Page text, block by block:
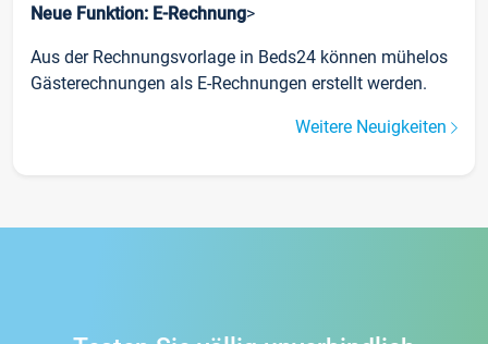
Neue Funktion: E-Rechnung>
Aus der Rechnungsvorlage in Beds24 können mühelos
Gästerechnungen als E-Rechnungen erstellt werden.
Weitere Neuigkeiten